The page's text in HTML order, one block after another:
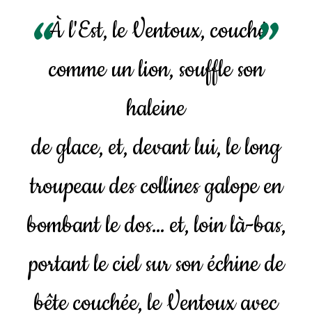
À l'Est, le Ventoux, couché
comme un lion, souffle son
haleine
de glace, et, devant lui, le long
troupeau des collines galope en
bombant le dos… et, loin là-bas,
portant le ciel sur son échine de
bête couchée, le Ventoux avec